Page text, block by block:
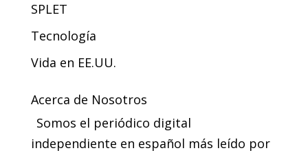
SPLET
Tecnología
Vida en EE.UU.
Acerca de Nosotros
Somos el periódico digital
independiente en español más leído por